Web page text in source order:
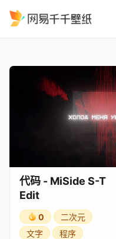
代码 - MiSide S-T
Edit
0
二次元
文字
程序